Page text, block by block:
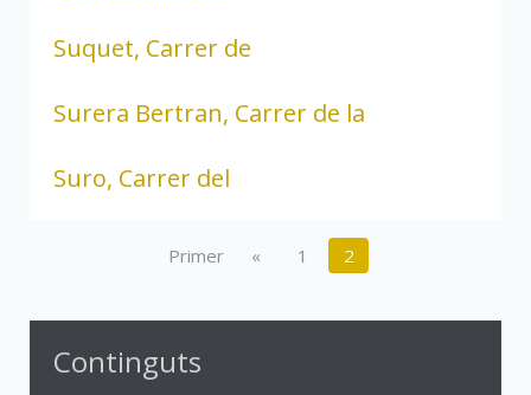
Suquet, Carrer de
Surera Bertran, Carrer de la
Suro, Carrer del
Primer « 1 2
Continguts